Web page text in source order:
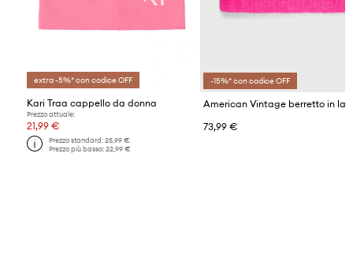
extra -5%* con codice OFF
Kari Traa cappello da donna
Prezzo attuale:
21,99 €
Prezzo standard:25,99 €
Prezzo più basso:22,99 €
-15%* con codice OFF
American Vintage berretto in
73,99 €